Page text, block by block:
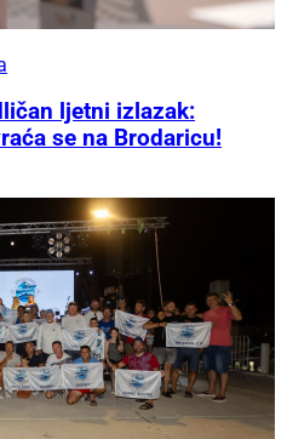
ljetni izlazak:
se na Brodaricu!